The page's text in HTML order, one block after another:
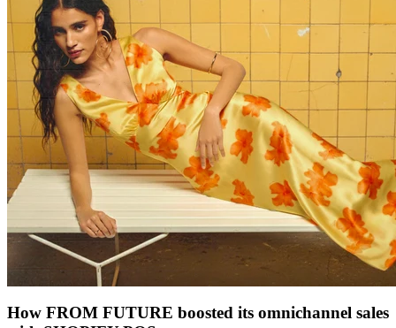
How FROM FUTURE boosted its omnichannel sales